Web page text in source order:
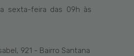
sexta-feira das 09h às
921 - Bairro Santana